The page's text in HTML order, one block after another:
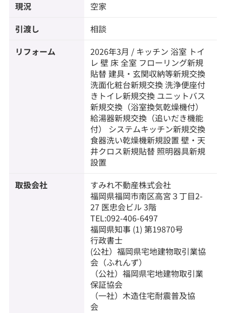
現況 空家
引渡し 相談
リフォーム
2026年3月 / キッチン 浴室 トイ
レ 壁 床 全室 フローリング新規
貼替 建具・玄関収納等新規交換
洗面化粧台新規交換 洗浄便座付
きトイレ新規交換 ユニットバス
新規交換（浴室換気乾燥機付）
給湯器新規交換（追いだき機能
付） システムキッチン新規交換
食器洗い乾燥機新規設置 壁・天
井クロス新規貼替 照明器具新規
設置
取扱会社
すみれ不動産株式会社
福岡県福岡市南区高宮３丁目2-
27 医忠会ビル 3階
TEL:092-406-6497
福岡県知事 (1) 第19870号
行政書士
(公社）福岡県宅地建物取引業協
会（ふれんず）
（公社）福岡県宅地建物取引業
保証協会
（一社）木造住宅耐震普及協
会